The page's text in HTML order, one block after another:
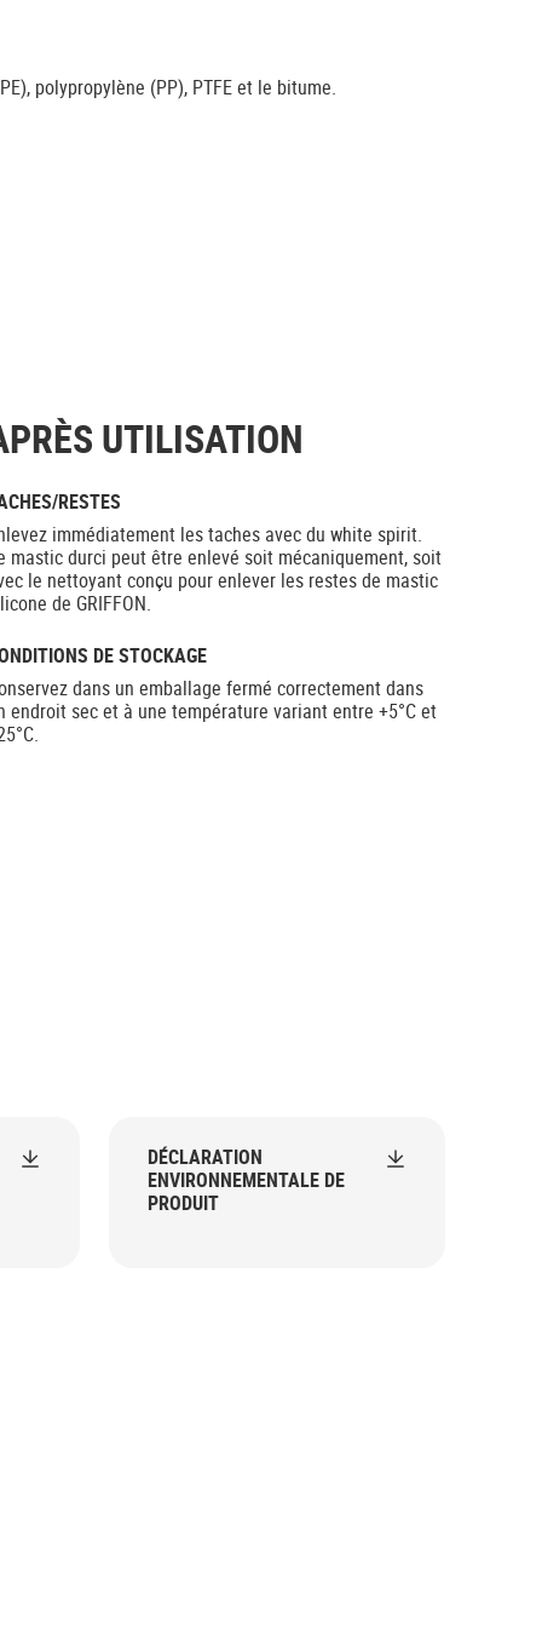
polypropylène (PP), PTFE et le bitume.
UTILISATION
RESTES
immédiatement les taches avec du white spirit.
mastic durci peut être enlevé soit mécaniquement, soit
le nettoyant conçu pour enlever les restes de mastic
de GRIFFON.
DE STOCKAGE
dans un emballage fermé correctement dans
endroit sec et à une température variant entre +5°C et
DÉCLARATION
ENVIRONNEMENTALE DE
PRODUIT